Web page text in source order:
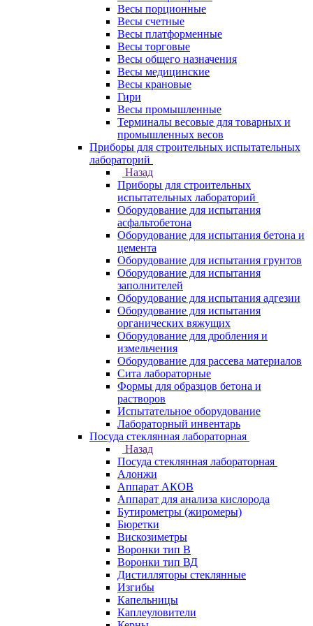
Весы порционные
Весы счетные
Весы платформенные
Весы торговые
Весы общего назначения
Весы медицинские
Весы крановые
Гири
Весы промышленные
Терминалы весовые для товарных и
промышленных весов
Приборы для строительных испытательных
лабораторий
Назад
Приборы для строительных
испытательных лабораторий
Оборудование для испытания
асфальтобетона
Оборудование для испытания бетона и
цемента
Оборудование для испытания грунтов
Оборудование для испытания
заполнителей
Оборудование для испытания адгезии
Оборудование для испытания
органических вяжущих
Оборудование для дробления и
измельчения
Оборудование для рассева материалов
Сита лабораторные
Формы для образцов бетона и
растворов
Испытательное оборудование
Лабораторный инвентарь
Посуда стеклянная лабораторная
Назад
Посуда стеклянная лабораторная
Алонжи
Аппарат АКОВ
Аппарат для анализа кислорода
Бутирометры (жиромеры)
Бюретки
Вискозиметры
Воронки тип В
Воронки тип ВД
Дистилляторы стеклянные
Изгибы
Капельницы
Каплеуловители